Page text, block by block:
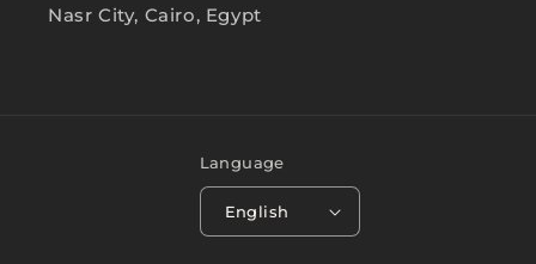
Nasr City, Cairo, Egypt
Language
English